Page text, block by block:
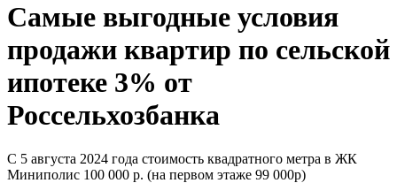
Самые выгодные условия
продажи квартир по сельской
ипотеке 3% от
Россельхозбанка
С 5 августа 2024 года стоимость квадратного метра в ЖК
Миниполис 100 000 р. (на первом этаже 99 000р)